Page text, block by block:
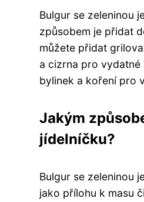
Bulgur se zeleninou
způsobem je přidat
můžete přidat
a cizrna pro vydatné
bylinek a koření pro
Jakým
jídelníčku?
Bulgur se zeleninou
jako přílohu k masu